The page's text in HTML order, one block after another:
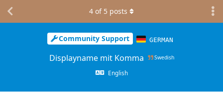
Community Support GERMAN
Displayname mit Komma Swedish
English
4 of 5 posts